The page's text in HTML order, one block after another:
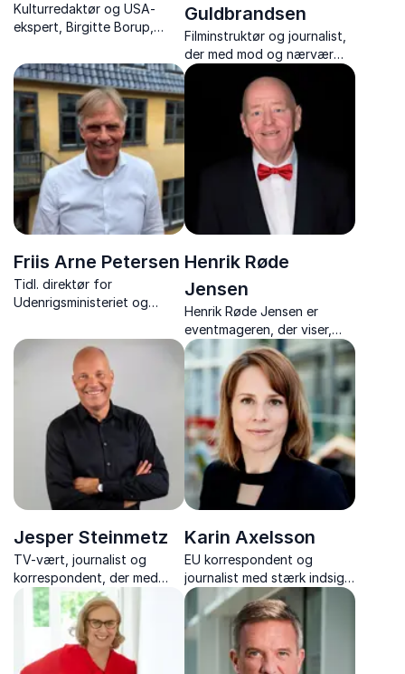
Kulturredaktør og USA-
ekspert, Birgitte Borup,
og humoristisk foredrag om
USA’s politik, kultur og de
strømninger, der påvirker os
alle.
Guldbrandsen
Filminstruktør og journalist,
der med mod og nærvær
skaber unikke indsigter i
politik, magt og fortælling.
Friis Arne Petersen
Tidl. direktør for
Udenrigsministeriet og
USA, Kina og Tyskland
Henrik Røde
Jensen
Henrik Røde Jensen er
eventmageren, der viser,
hvordan drømme bliver til
virkelighed gennem
relationer og strategisk
networking.
Jesper Steinmetz
TV-vært, journalist og
korrespondent, der med
humor og skarphed deler
historier fra et liv på farten
og bag nyhedernes kulisser.
Karin Axelsson
EU korrespondent og
journalist med stærk indsigt
i europæisk politik og
samarbejde i Europa.